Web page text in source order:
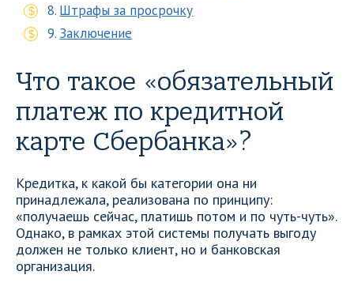
Штрафы за просрочку
Заключение
Что такое «обязательный
платеж по кредитной
карте Сбербанка»?
Кредитка, к какой бы категории она ни
принадлежала, реализована по принципу:
«получаешь сейчас, платишь потом и по чуть-чуть».
Однако, в рамках этой системы получать выгоду
должен не только клиент, но и банковская
организация.